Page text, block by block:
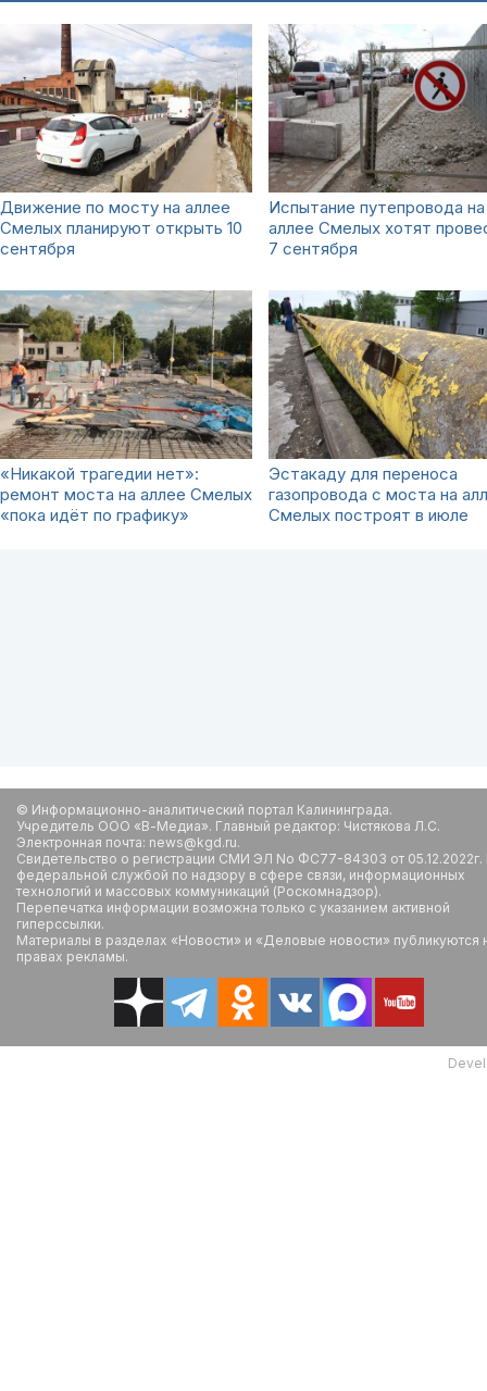
Движение по мосту на аллее
Смелых планируют открыть 10
сентября
Испытание путепровода на
аллее Смелых хотят
7 сентября
«Никакой трагедии нет»:
ремонт моста на аллее Смелых
«пока идёт по графику»
Эстакаду для переноса
газопровода с моста на
Смелых построят в июле
© Информационно-аналитический портал Калининграда.
Учредитель ООО «В-Медиа». Главный редактор: Чистякова Л.С.
Электронная почта: news@kgd.ru.
Свидетельство о регистрации СМИ ЭЛ No ФС77-84303 от
федеральной службой по надзору в сфере связи, информационных
технологий и массовых коммуникаций (Роскомнадзор).
Перепечатка информации возможна только с указанием активной
гиперссылки.
Материалы в разделах «Новости» и «Деловые новости» публикуются
правах рекламы.